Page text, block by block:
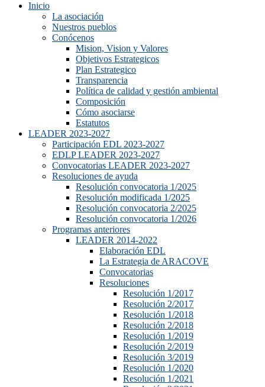
Inicio
La asociación
Nuestros pueblos
Conócenos
Mision, Vision y Valores
Objetivos Estrategicos
Plan Estrategico
Transparencia
Política de calidad y gestión ambiental
Composición
Cómo asociarse
Estatutos
LEADER 2023-2027
Participación EDL 2023-2027
EDLP LEADER 2023-2027
Convocatorias LEADER 2023-2027
Resoluciones de ayuda
Resolución convocatoria 1/2025
Resolución modificada 1/2025
Resolución convocatoria 2/2025
Resolución convocatoria 1/2026
Programas anteriores
LEADER 2014-2022
Elaboración EDL
La Estrategia de ARACOVE
Convocatorias
Resoluciones
Resolución 1/2017
Resolución 2/2017
Resolución 1/2018
Resolución 2/2018
Resolución 1/2019
Resolución 2/2019
Resolución 3/2019
Resolución 1/2020
Resolución 1/2021